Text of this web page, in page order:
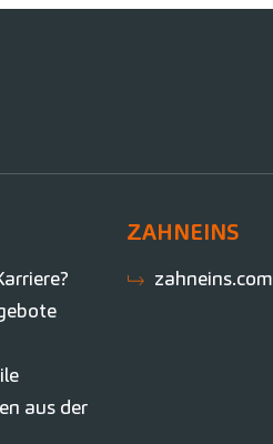
aus der
ZAHNEINS
zahneins.com